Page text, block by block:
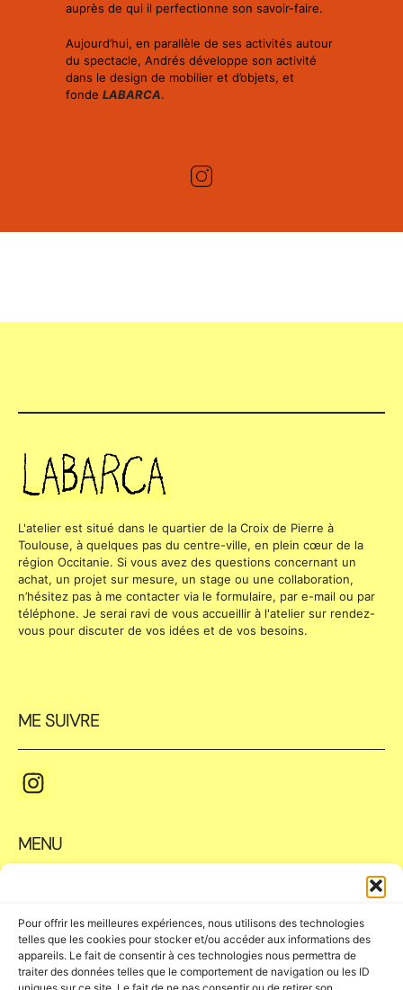
Pour offrir les meilleures expériences, nous utilisons des technologies
telles que les cookies pour stocker et/ou accéder aux informations des
appareils. Le fait de consentir à ces technologies nous permettra de
traiter des données telles que le comportement de navigation ou les ID
auprès de qui il perfectionne son savoir-faire.
Aujourd’hui, en parallèle de ses activités autour
du spectacle, Andrés développe son activité
dans le design de mobilier et d’objets, et
fondeLABARCA.
L'atelier est situé dans le quartier de la Croix de Pierre à
Toulouse, à quelques pas du centre-ville, en plein cœur de la
région Occitanie. Si vous avez des questions concernant un
achat, un projet sur mesure, un stage ou une collaboration,
n’hésitez pas à me contacter via le formulaire, par e-mail ou par
téléphone. Je serai ravi de vous accueillir à l'atelier sur rendez-
vous pour discuter de vos idées et de vos besoins.
ME SUIVRE
MENU
Shop
Stages
Journal
Contact
Compte